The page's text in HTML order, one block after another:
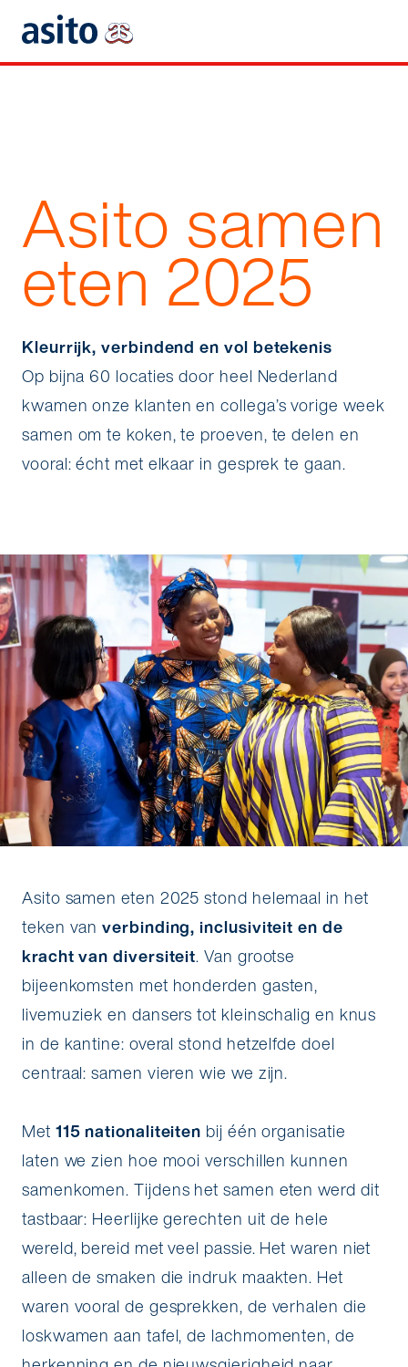
Asito samen
eten 2025
Kleurrijk, verbindend en vol betekenis
Op bijna 60 locaties door heel Nederland
kwamen onze klanten en collega’s vorige week
samen om te koken, te proeven, te delen en
vooral: écht met elkaar in gesprek te gaan.
Asito samen eten 2025 stond helemaal in het
teken vanverbinding, inclusiviteit en de
kracht van diversiteit. Van grootse
bijeenkomsten met honderden gasten,
livemuziek en dansers tot kleinschalig en knus
in de kantine: overal stond hetzelfde doel
centraal: samen vieren wie we zijn.
Met 115 nationaliteiten bij één organisatie
laten we zien hoe mooi verschillen kunnen
samenkomen. Tijdens het samen eten werd dit
tastbaar: Heerlijke gerechten uit de hele
wereld, bereid met veel passie. Het waren niet
alleen de smaken die indruk maakten. Het
waren vooral de gesprekken, de verhalen die
loskwamen aan tafel, de lachmomenten, de